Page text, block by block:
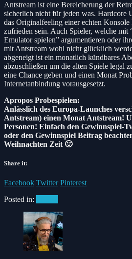
Antstream ist eine Bereicherung der
sicherlich nicht für jeden was. Hardcore
das Originalfeeling einer echten
zufrieden sein. Auch Spieler, welche mit
Emulator spielen” argumentieren oder
mit Antstream wohl nicht glücklich
abgeneigt ist ein monatlich kündbares
abzuschließen um die alten Spiele legal
eine Chance geben und einen Monat
Internetanbindung vorausgesetzt.
Apropos Probespielen:
Anlässlich des Europa-Launches
Antstream) einen Monat Antstream!
Personen! Einfach den Gewinnspiel-
oder den Gewinnspiel Beitrag
Weihnachten Zeit 🙂
Share it:
Facebook Twitter Pinterest
Posted in: